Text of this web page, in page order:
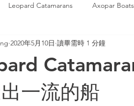
Leopard Catamarans Axopar Boats
奧莫爾故事 遊艇觀察室
一流的船
2020年5月10日 讀畢需時 1 分鐘